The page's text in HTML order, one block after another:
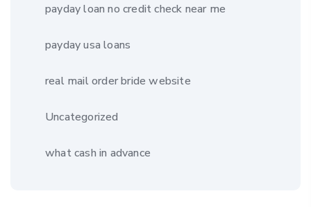
payday loan no credit check near me
payday usa loans
real mail order bride website
Uncategorized
what cash in advance